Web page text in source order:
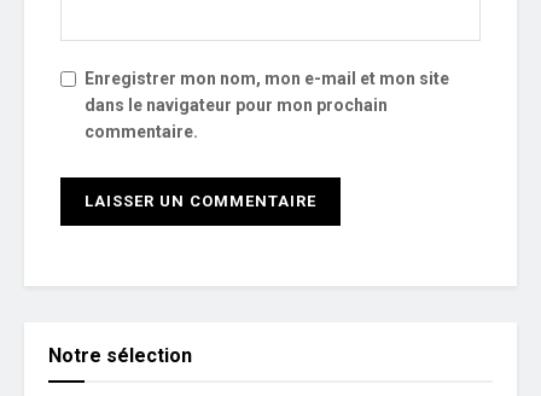
Enregistrer mon nom, mon e-mail et mon site
dans le navigateur pour mon prochain
commentaire.
Notre sélection